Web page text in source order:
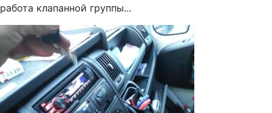
работа клапанной группы...